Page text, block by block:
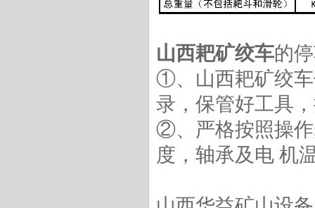
山西耙矿绞车的
①、山西耙矿绞
录，保管好工具
②、严格按照操
度，轴承及电 机